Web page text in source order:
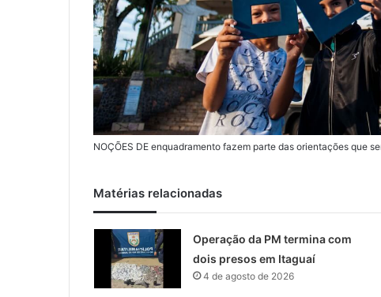
NOÇÕES DE enquadramento fazem parte das orientações que
Matérias relacionadas
Operação da PM termina com
dois presos em Itaguaí
4 de agosto de 2026